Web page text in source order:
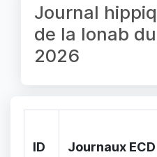
Journal
de la lonab
2026
ID Journaux ECD